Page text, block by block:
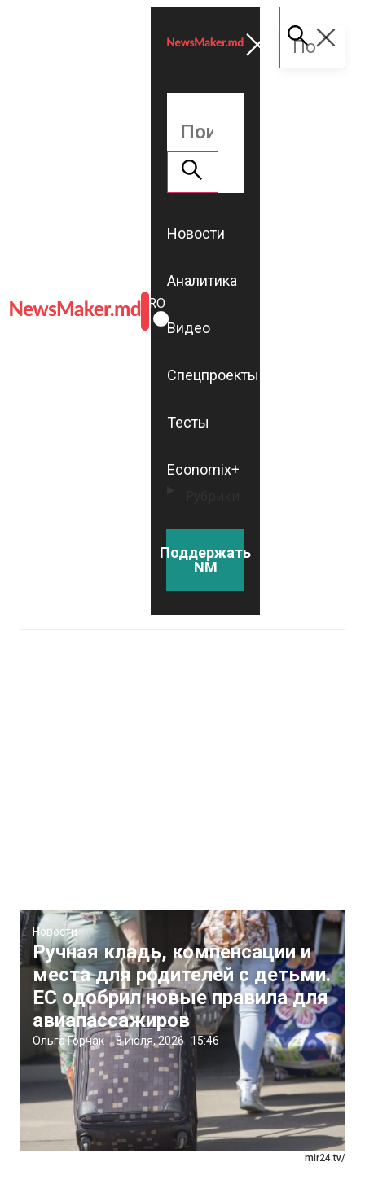
ROMÂNĂ
RU
Новости
Аналитика
Видео
Спецпроекты
Тесты
Economix+
Поддержать
NM
mir24.tv/
Новости
Ручная кладь, компенсации и
места для родителей с детьми.
ЕС одобрил новые правила для
авиапассажиров
Ольга Горчак |8 июля, 2026 15:46